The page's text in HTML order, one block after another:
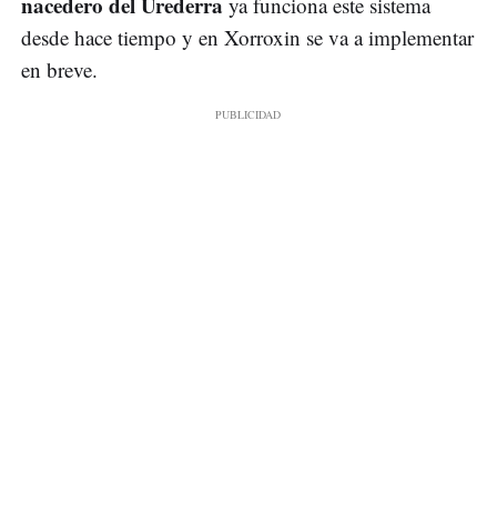
desde hace tiempo y en Xorroxin se va a implementar
en breve.